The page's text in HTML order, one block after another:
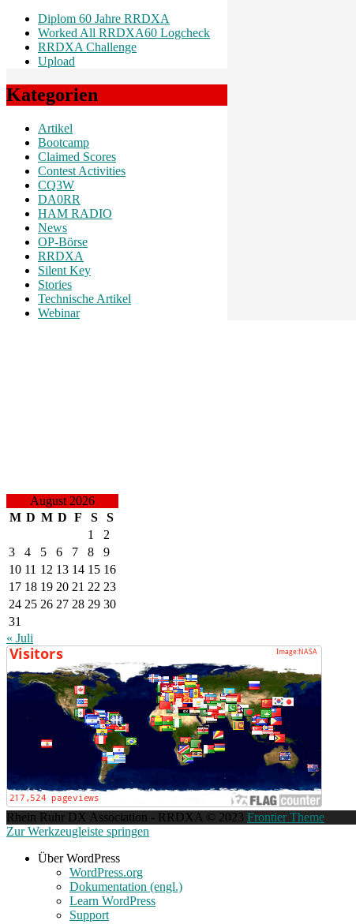
Diplom 60 Jahre RRDXA
Worked All RRDXA60 Logcheck
RRDXA Challenge
Upload
Kategorien
Artikel
Bootcamp
Claimed Scores
Contest Activities
CQ3W
DA0RR
HAM RADIO
News
OP-Börse
RRDXA
Silent Key
Stories
Technische Artikel
Webinar
August 2026
M D M D F S
S
1
2
3
4 5 6 7 8
9
10 11 12 13 14 15 16
17 18 19 20 21 22 23
24 25 26 27 28 29 30
31
« Juli
Rhein Ruhr DX Association - RRDXA © 2023 Frontier Theme
Zur Werkzeugleiste springen
Über WordPress
WordPress.org
Dokumentation (engl.)
Learn WordPress
Support